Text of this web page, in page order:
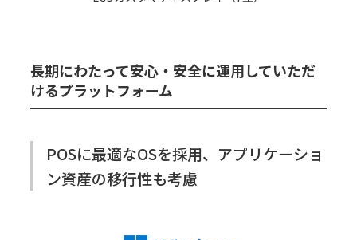
長期にわたって安心・安全に運用していただ
けるプラットフォーム
POSに最適なOSを採用、アプリケーショ
ン資産の移行性も考慮